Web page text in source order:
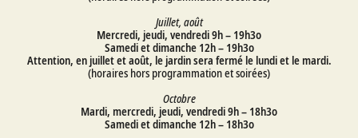
Juillet, août
Mercredi, jeudi, vendredi 9h – 19h3o
Samedi et dimanche 12h – 19h3o
Attention, en juillet et août, le jardin sera fermé le lundi et le mardi.
(horaires hors programmation et soirées)
Octobre
Mardi, mercredi, jeudi, vendredi 9h – 18h3o
Samedi et dimanche 12h – 18h3o